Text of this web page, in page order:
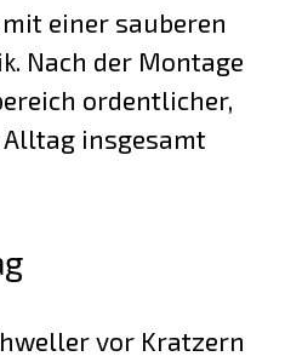
einer sauberen
Nach der Montage
ordentlicher,
insgesamt
vor Kratzern